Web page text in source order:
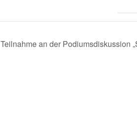
Teilnahme an der Podiumsdiskussion